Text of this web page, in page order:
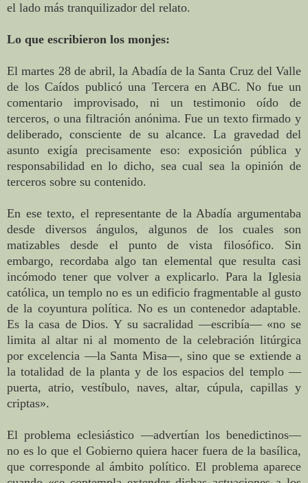
el lado más tranquilizador del relato.
Lo que escribieron los monjes:
El martes 28 de abril, la Abadía de la Santa Cruz del Valle
de los Caídos publicó una Tercera en ABC. No fue un
comentario improvisado, ni un testimonio oído de
terceros, o una filtración anónima. Fue un texto firmado y
deliberado, consciente de su alcance. La gravedad del
asunto exigía precisamente eso: exposición pública y
responsabilidad en lo dicho, sea cual sea la opinión de
terceros sobre su contenido.
En ese texto, el representante de la Abadía argumentaba
desde diversos ángulos, algunos de los cuales son
matizables desde el punto de vista filosófico. Sin
embargo, recordaba algo tan elemental que resulta casi
incómodo tener que volver a explicarlo. Para la Iglesia
católica, un templo no es un edificio fragmentable al gusto
de la coyuntura política. No es un contenedor adaptable.
Es la casa de Dios. Y su sacralidad —escribía— «no se
limita al altar ni al momento de la celebración litúrgica
por excelencia —la Santa Misa—, sino que se extiende a
la totalidad de la planta y de los espacios del templo —
puerta, atrio, vestíbulo, naves, altar, cúpula, capillas y
criptas».
El problema eclesiástico —advertían los benedictinos—
no es lo que el Gobierno quiera hacer fuera de la basílica,
que corresponde al ámbito político. El problema aparece